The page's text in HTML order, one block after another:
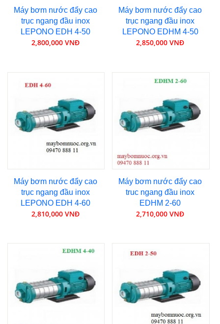
Máy bơm nước đẩy cao
trục ngang đầu inox
LEPONO EDH 4-50
2,800,000 VNĐ
Máy bơm nước đẩy cao
trục ngang đầu inox
LEPONO EDHM 4-50
2,850,000 VNĐ
Máy bơm nước đẩy cao
trục ngang đầu inox
LEPONO EDH 4-60
2,810,000 VNĐ
Máy bơm nước đẩy cao
truc ngang đầu inox
EDHM 2-60
2,710,000 VNĐ